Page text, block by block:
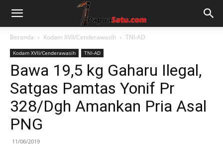
Beranda Kodam XVII/Cenderawasih TNI-AD
Kodam XVII/Cenderawasih TNI-AD
Bawa 19,5 kg Gaharu Ilegal,
Satgas Pamtas Yonif Pr
328/Dgh Amankan Pria Asal
PNG
11/06/2019